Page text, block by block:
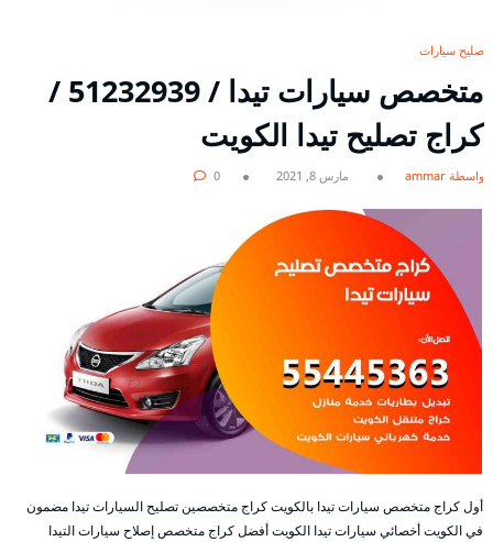
تصليح سيارات
متخصص سيارات تيدا / 51232939‬ /
كراج تصليح تيدا الكويت
بواسطة ammar مارس 8, 2021 0
أول كراج متخصص سيارات تيدا بالكويت كراج متخصصين تصليح السيارات تيدا مضمون
في الكويت أخصائي سيارات تيدا الكويت أفضل كراج متخصص إصلاح سيارات التيدا